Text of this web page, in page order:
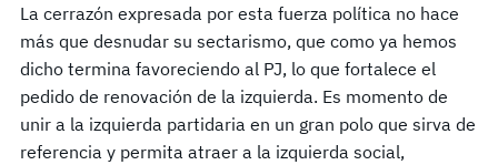
La cerrazón expresada por esta fuerza política no hace
más que desnudar su sectarismo, que como ya hemos
dicho termina favoreciendo al PJ, lo que fortalece el
pedido de renovación de la izquierda. Es momento de
unir a la izquierda partidaria en un gran polo que sirva de
referencia y permita atraer a la izquierda social,